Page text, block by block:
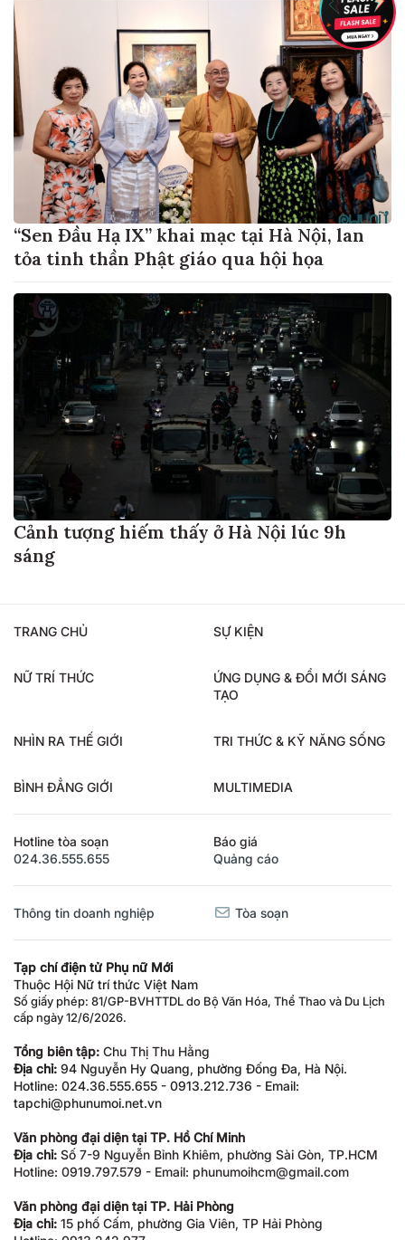
“Sen Đầu Hạ IX” khai mạc tại Hà Nội, lan
tỏa tinh thần Phật giáo qua hội họa
Cảnh tượng hiếm thấy ở Hà Nội lúc 9h
sáng
TRANG CHỦ SỰ KIỆN
NỮ TRÍ THỨC
ỨNG DỤNG & ĐỔI MỚI SÁNG
TẠO
NHÌN RA THẾ GIỚI TRI THỨC & KỸ NĂNG SỐNG
BÌNH ĐẲNG GIỚI MULTIMEDIA
Hotline tòa soạn
024.36.555.655
Báo giá
Quảng cáo
Thông tin doanh nghiệp Tòa soạn
Tạp chí điện tử Phụ nữ Mới
Thuộc Hội Nữ trí thức Việt Nam
Số giấy phép: 81/GP-BVHTTDL do Bộ Văn Hóa, Thể Thao và Du Lịch
cấp ngày 12/6/2026.
Tổng biên tập: Chu Thị Thu Hằng
Địa chỉ: 94 Nguyễn Hy Quang, phường Đống Đa, Hà Nội.
Hotline: 024.36.555.655 - 0913.212.736 - Email:
tapchi@phunumoi.net.vn
Văn phòng đại diện tại TP. Hồ Chí Minh
Địa chỉ: Số 7-9 Nguyễn Bỉnh Khiêm, phường Sài Gòn, TP.HCM
Hotline: 0919.797.579 - Email: phunumoihcm@gmail.com
Văn phòng đại diện tại TP. Hải Phòng
Địa chỉ: 15 phố Cấm, phường Gia Viên, TP Hải Phòng